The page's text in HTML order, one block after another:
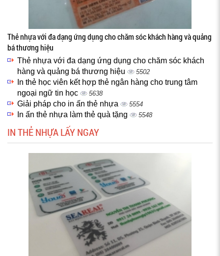
Thẻ nhựa với đa dạng ứng dụng cho chăm sóc khách hàng và quảng
bá thương hiệu
Thẻ nhựa với đa dạng ứng dụng cho chăm sóc khách
hàng và quảng bá thương hiệu
5502
In thẻ học viên kết hợp thẻ ngân hàng cho trung tâm
ngoại ngữ tin học
5638
Giải pháp cho in ấn thẻ nhựa 5554
In ấn thẻ nhựa làm thẻ quà tặng 5548
IN THẺ NHỰA LẤY NGAY